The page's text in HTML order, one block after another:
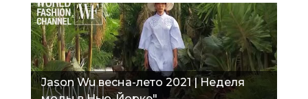
Jason Wu весна-лето 2021 | Неделя